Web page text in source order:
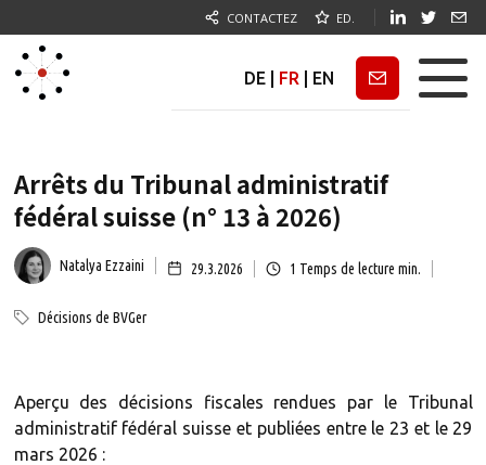
CONTACTEZ ED.
DE FR EN Newsletter
Arrêts du Tribunal administratif
fédéral suisse (n° 13 à 2026)
Natalya Ezzaini 29.3.2026 1 Temps de lecture min.
Décisions de BVGer
Aperçu des décisions fiscales rendues par le Tribunal
administratif fédéral suisse et publiées entre le 23 et le 29
mars 2026 :